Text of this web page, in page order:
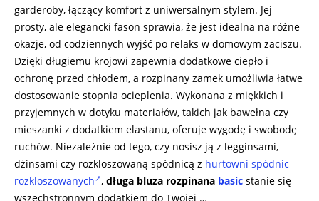
garderoby, łączący komfort z uniwersalnym stylem. Jej
prosty, ale elegancki fason sprawia, że jest idealna na różne
okazje, od codziennych wyjść po relaks w domowym zaciszu.
Dzięki długiemu krojowi zapewnia dodatkowe ciepło i
ochronę przed chłodem, a rozpinany zamek umożliwia łatwe
dostosowanie stopnia ocieplenia. Wykonana z miękkich i
przyjemnych w dotyku materiałów, takich jak bawełna czy
mieszanki z dodatkiem elastanu, oferuje wygodę i swobodę
ruchów. Niezależnie od tego, czy nosisz ją z legginsami,
dżinsami czy rozkloszowaną spódnicą z hurtowni spódnic
rozkloszowanych , długa bluza rozpinana basic stanie się
wszechstronnym dodatkiem do Twojej …